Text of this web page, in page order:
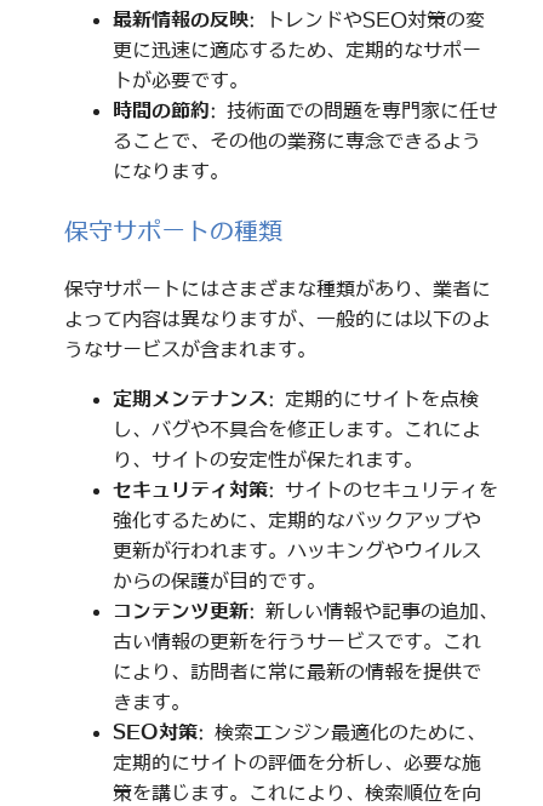
最新情報の反映: トレンドやSEO対策の変
更に迅速に適応するため、定期的なサポー
トが必要です。
時間の節約: 技術面での問題を専門家に任せ
ることで、その他の業務に専念できるよう
になります。
保守サポートの種類
保守サポートにはさまざまな種類があり、業者に
よって内容は異なりますが、一般的には以下のよ
うなサービスが含まれます。
定期メンテナンス: 定期的にサイトを点検
し、バグや不具合を修正します。これによ
り、サイトの安定性が保たれます。
セキュリティ対策: サイトのセキュリティを
強化するために、定期的なバックアップや
更新が行われます。ハッキングやウイルス
からの保護が目的です。
コンテンツ更新: 新しい情報や記事の追加、
古い情報の更新を行うサービスです。これ
により、訪問者に常に最新の情報を提供で
きます。
SEO対策: 検索エンジン最適化のために、
定期的にサイトの評価を分析し、必要な施
策を講じます。これにより、検索順位を向